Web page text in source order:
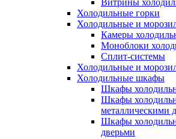
Витрины
Холодильные горки
Холодильные и
Камеры
Моноблоки
Сплит-системы
Холодильные и
Холодильные шкафы
Шкафы
Шкафы
металлическими
Шкафы
дверьми